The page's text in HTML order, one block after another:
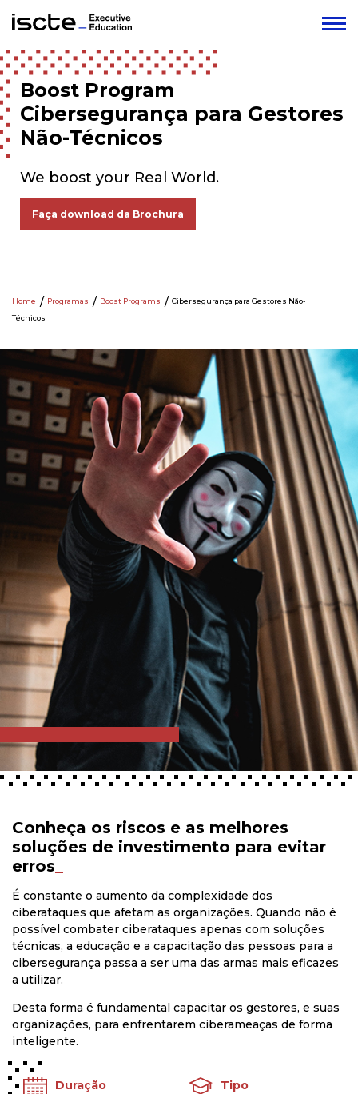
Boost Program
Cibersegurança para Gestores
Não-Técnicos
We boost your Real World.
Faça download da Brochura
Home Programas Boost Programs
Cibersegurança para Gestores Não-
Técnicos
Conheça os riscos e as melhores
soluções de investimento para evitar
erros
É constante o aumento da complexidade dos
ciberataques que afetam as organizações. Quando não é
possível combater ciberataques apenas com soluções
técnicas, a educação e a capacitação das pessoas para a
cibersegurança passa a ser uma das armas mais eficazes
a utilizar.
Desta forma é fundamental capacitar os gestores, e suas
organizações, para enfrentarem ciberameaças de forma
inteligente.
Duração
Tipo